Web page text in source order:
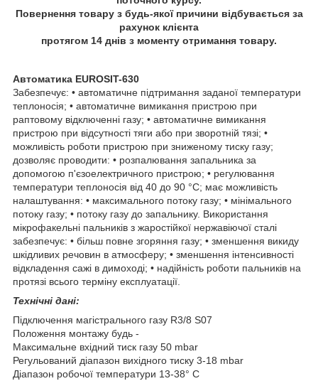
Повернення товару з будь-якої причини відбувається за
рахунок клієнта
протягом 14 днів з моменту отримання товару.
Автоматика EUROSIT-630
Забезпечує: • автоматичне підтримання заданої температури
теплоносія; • автоматичне вимикання пристрою при
раптовому відключенні газу; • автоматичне вимикання
пристрою при відсутності тяги або при зворотній тязі; •
можливість роботи пристрою при зниженому тиску газу;
дозволяє проводити: • розпалювання запальника за
допомогою п'єзоелектричного пристрою; • регулювання
температури теплоносія від 40 до 90 °С; має можливість
налаштування: • максимального потоку газу; • мінімального
потоку газу; • потоку газу до запальнику. Використання
мікрофакельні пальників з жаростійкої нержавіючої сталі
забезпечує: • більш повне згоряння газу; • зменшення викиду
шкідливих речовин в атмосферу; • зменшення інтенсивності
відкладення сажі в димоході; • надійність роботи пальників на
протязі всього терміну експлуатації.
Технічні дані:
Підключення магістрального газу R3/8 S07
Положення монтажу будь -
Максимальне вхідний тиск газу 50 mbar
Регульований діапазон вихідного тиску 3-18 mbar
Діапазон робочої температури 13-38° С